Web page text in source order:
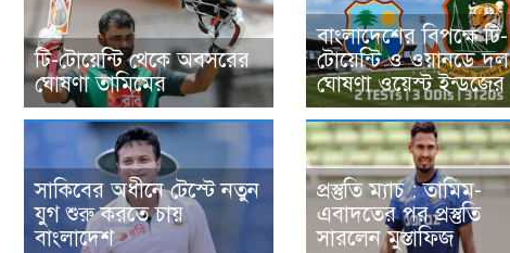
টি-টোয়েন্টি থেকে অবসরের
ঘোষণা তামিমের
বাংলাদেশের বিপক্ষে টি-
টোয়েন্টি ও ওয়ানডে দল
ঘোষণা ওয়েস্ট ইন্ডজের
সাকিবের অধীনে টেস্টে নতুন
যুগ শুরু করতে চায়
বাংলাদেশ
প্রস্তুতি ম্যাচ : তামিম-
এবাদতের পর প্রস্তুতি
সারলেন মুস্তাফিজ